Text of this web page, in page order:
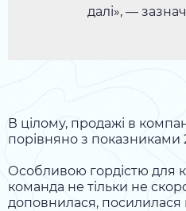
далі», —
В цілому, продажі в
порівняно з показниками
Особливою гордістю для
команда не тільки не
доповнилася,